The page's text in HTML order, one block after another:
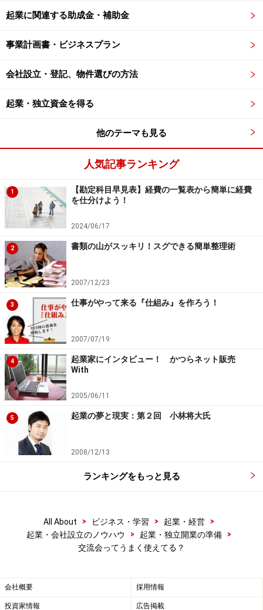
起業に関連する助成金・補助金
事業計画書・ビジネスプラン
会社設立・登記、物件選びの方法
起業・独立資金を得る
他のテーマも見る
人気記事ランキング
1
【勘定科目早見表】経費の一覧表から簡単に経費
を仕分けよう！
2024/06/17
2 書類の山がスッキリ！スグできる簡単整理術
2007/12/23
3 仕事がやって来る『仕組み』を作ろう！
2007/07/19
4
起業家にインタビュー！ かつらネット販売
With
2005/06/11
5 起業の夢と現実：第２回 小林将大氏
2008/12/13
ランキングをもっと見る
All About > ビジネス・学習 > 起業・経営
>
起業・会社設立のノウハウ
> 起業・独立開業の準備
>
交流会ってうまく使えてる？
会社概要 採用情報
投資家情報 広告掲載